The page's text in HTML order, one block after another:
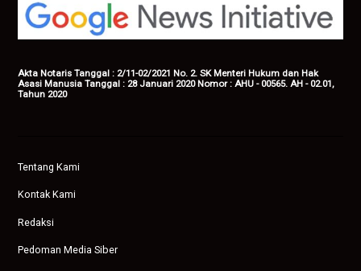
Akta Notaris Tanggal : 2/11-02/2021 No. 2. SK Menteri Hukum dan Hak
Asasi Manusia Tanggal : 28 Januari 2020 Nomor : AHU - 00565. AH - 02.01,
Tahun 2020
Tentang Kami
Kontak Kami
Redaksi
Pedoman Media Siber